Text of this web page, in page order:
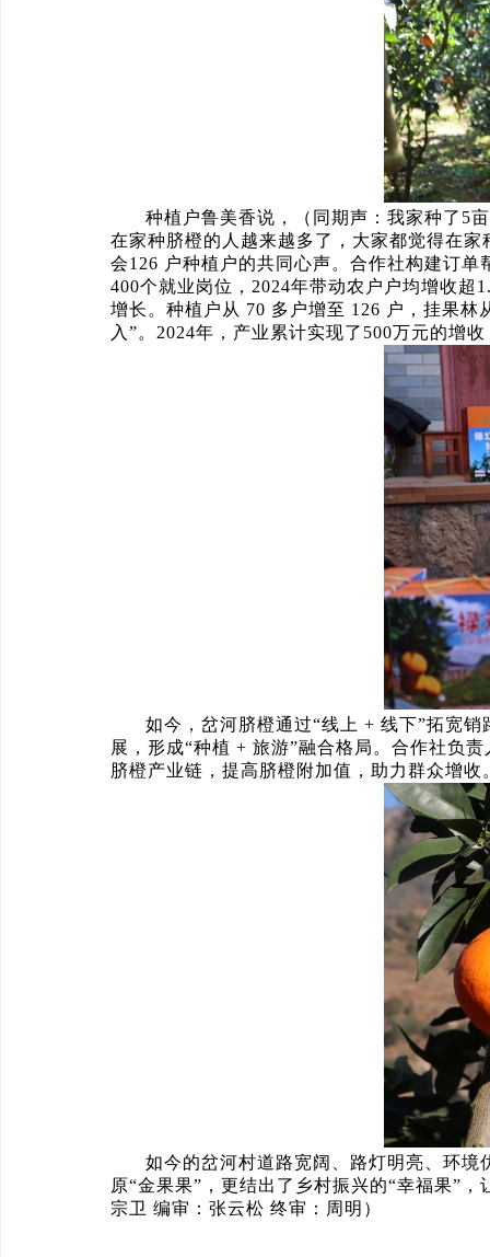
种植户鲁美香说，（同期声：我家种了5
在家种脐橙的人越来越多了，大家都觉得在
会126 户种植户的共同心声。合作社构建订
400个就业岗位，2024年带动农户户均增收超
增长。种植户从 70 多户增至 126 户，挂果
入”。2024年，产业累计实现了500万元的增
如今，岔河脐橙通过“线上 + 线下”拓宽
展，形成“种植 + 旅游”融合格局。合作社负
脐橙产业链，提高脐橙附加值，助力群众增收
如今的岔河村道路宽阔、路灯明亮、环
原“金果果”，更结出了乡村振兴的“幸福果”
宗卫 编审：张云松 终审：周明）